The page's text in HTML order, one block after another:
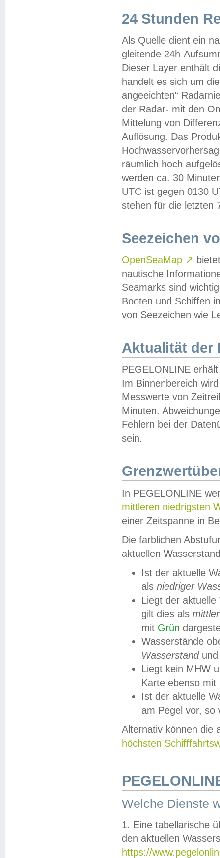
24 Stunden
Als Quelle dient ein
gleitende 24h-
Dieser Layer enthält
handelt es sich um
angeeichten“
der Radar- mit den
Mittelung von
Auflösung. Das
räumlich hoch
werden ca. 30
UTC ist gegen 0130
stehen für die letzten
Seezeichen
OpenSeaMap ↗
nautische
Seamarks sind
Booten und Schiffen
von Seezeichen wie
Aktualität der
PEGELONLINE
Im Binnenbereich
Messwerte von
Minuten.
Fehlern bei der
sein.
In PEGELONLINE
mittleren niedrigsten
einer Zeitspanne in
Die farblichen
aktuellen
Ist der aktuelle
als niedriger
Liegt der
gilt dies als
mit Grün
Wasserstände
Wasserstandund
Liegt kein MHW
Karte ebenso mit
Ist der aktuelle
am Pegel vor,
Alternativ können die
höchsten
Welche Dienste
1. Eine tabellarische
den aktuellen
https://